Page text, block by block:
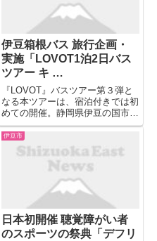
伊豆箱根バス 旅行企画・
実施「LOVOT1泊2日バス
ツアー キ …
『LOVOT』バスツアー第３弾と
なる本ツアーは、宿泊付きでは初
めての開催。静岡県伊豆の国市に
ある『LOVOT』の製造工場・キ
ョウデンプレシジョンを訪れる旅
が実現しました。当日は、全国か
ら31名の参加者と20体の
『LOVOT』が集い、１泊２日...
伊豆市
日本初開催 聴覚障がい者
のスポーツの祭典「デフリ